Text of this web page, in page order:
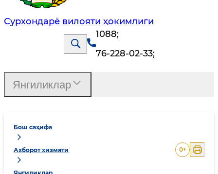
Сурхондарё вилояти ҳокимлиги
1088;
76-228-02-33;
Бош саҳифа
Ахборот хизмати 0+
Янгиликлар